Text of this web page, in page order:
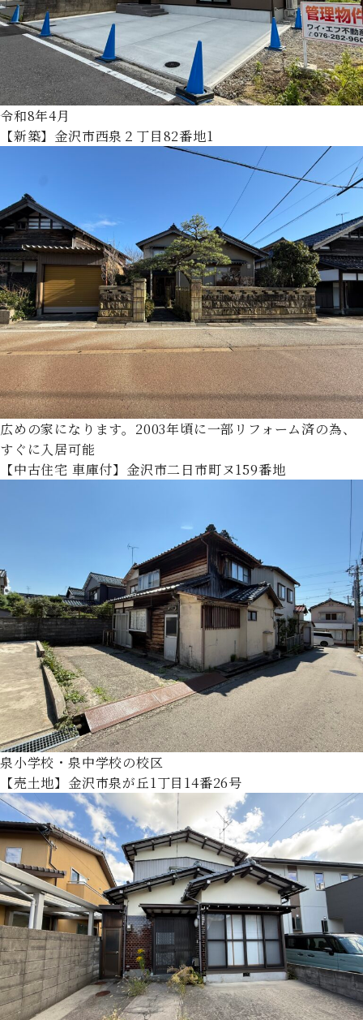
令和8年4月
【新築】金沢市西泉２丁目82番地1
広めの家になります。2003年頃に一部リフォーム済の為、
すぐに入居可能
【中古住宅 車庫付】金沢市二日市町ヌ159番地
泉小学校・泉中学校の校区
【売土地】金沢市泉が丘1丁目14番26号